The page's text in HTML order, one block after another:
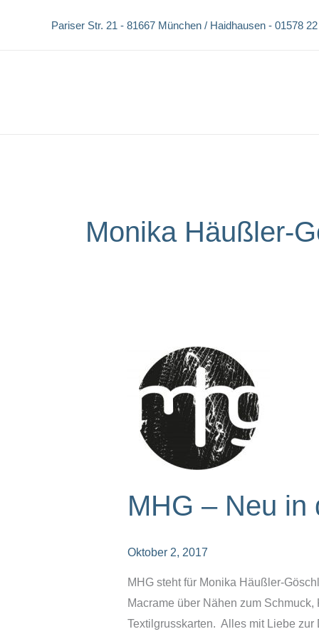
Pariser Str. 21 - 81667 München / Haidhausen - 01578
Monika Häußler-
MHG – Neu in
Oktober 2, 2017
MHG steht für Monika Häußler-
Macrame über Nähen zum
Textilgrusskarten. Alles mit Liebe zur